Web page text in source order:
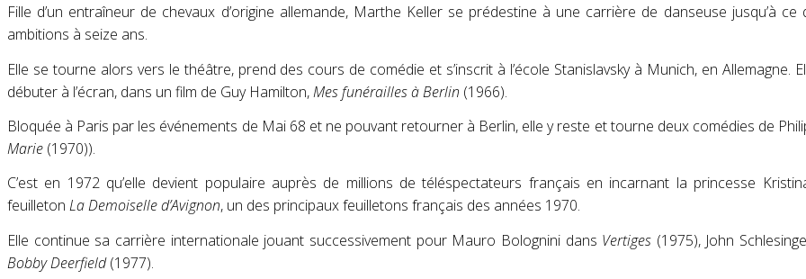
Fille d’un entraîneur de chevaux d’origine allemande, Marthe Keller se prédestine à une carrière de danseuse jusqu’à
ambitions à seize ans.
Elle se tourne alors vers le théâtre, prend des cours de comédie et s’inscrit à l’école Stanislavsky à Munich, en
débuter à l’écran, dans un film de Guy Hamilton,Mes funérailles à Berlin (1966).
Bloquée à Paris par les événements de Mai 68 et ne pouvant retourner à Berlin, elle y reste et tourne deux comédies de
Marie (1970)).
C’est en 1972 qu’elle devient populaire auprès de millions de téléspectateurs français en incarnant la princesse
feuilleton La Demoiselle d’Avignon, un des principaux feuilletons français des années 1970.
Elle continue sa carrière internationale jouant successivement pour Mauro Bolognini dans Vertiges (1975), John
Bobby Deerfield(1977).